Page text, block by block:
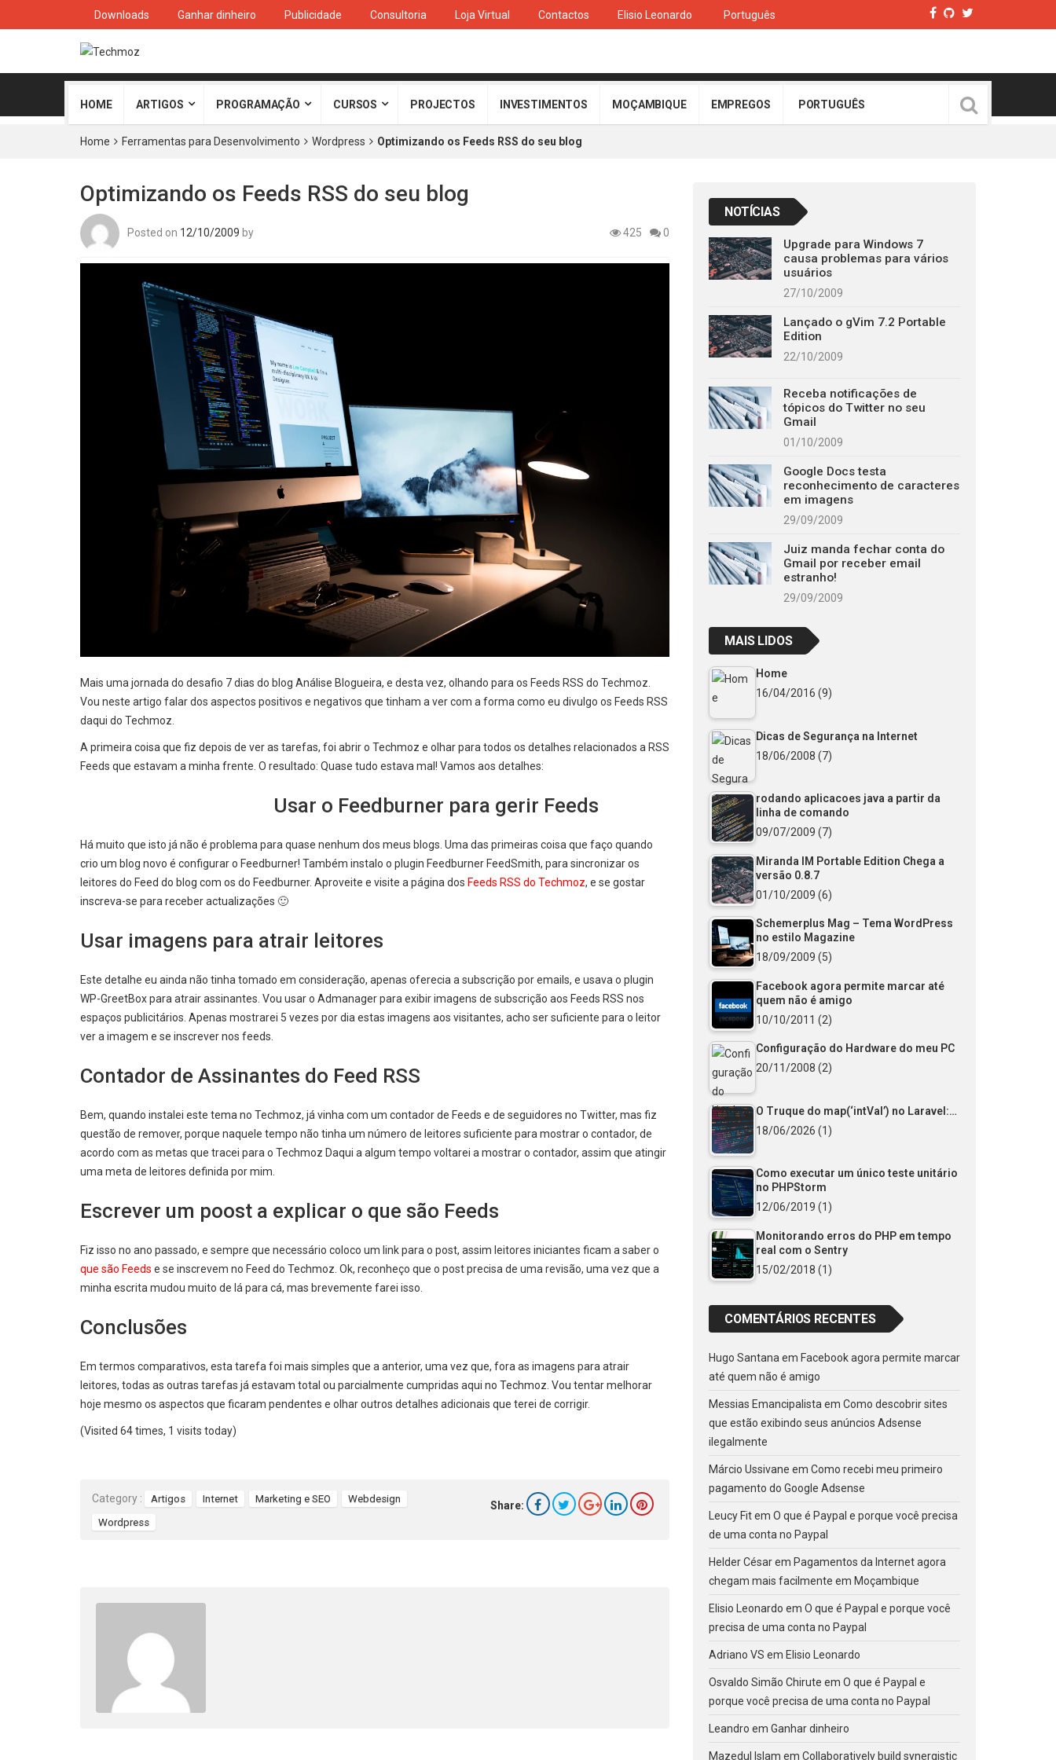
Downloads Ganhar dinheiro Publicidade Consultoria Loja Virtual Contactos Elisio Leonardo Português
HOME ARTIGOS PROGRAMAÇÃO CURSOS PROJECTOS INVESTIMENTOS MOÇAMBIQUE EMPREGOS PORTUGUÊS
Home Ferramentas para Desenvolvimento Wordpress Optimizando os Feeds RSS do seu blog
Optimizando os Feeds RSS do seu blog
Posted on 12/10/2009 by 425 0
Mais uma jornada do desafio 7 dias do blog Análise Blogueira, e desta vez, olhando para os Feeds RSS do Techmoz.
Vou neste artigo falar dos aspectos positivos e negativos que tinham a ver com a forma como eu divulgo os Feeds RSS
daqui do Techmoz.
A primeira coisa que fiz depois de ver as tarefas, foi abrir o Techmoz e olhar para todos os detalhes relacionados a RSS
Feeds que estavam a minha frente. O resultado: Quase tudo estava mal! Vamos aos detalhes:
Usar o Feedburner para gerir Feeds
Há muito que isto já não é problema para quase nenhum dos meus blogs. Uma das primeiras coisa que faço quando
crio um blog novo é configurar o Feedburner! Também instalo o plugin Feedburner FeedSmith, para sincronizar os
leitores do Feed do blog com os do Feedburner. Aproveite e visite a página dos Feeds RSS do Techmoz, e se gostar
inscreva-se para receber actualizações 🙂
Usar imagens para atrair leitores
Este detalhe eu ainda não tinha tomado em consideração, apenas oferecia a subscrição por emails, e usava o plugin
WP-GreetBox para atrair assinantes. Vou usar o Admanager para exibir imagens de subscrição aos Feeds RSS nos
espaços publicitários. Apenas mostrarei 5 vezes por dia estas imagens aos visitantes, acho ser suficiente para o leitor
ver a imagem e se inscrever nos feeds.
Contador de Assinantes do Feed RSS
Bem, quando instalei este tema no Techmoz, já vinha com um contador de Feeds e de seguidores no Twitter, mas fiz
questão de remover, porque naquele tempo não tinha um número de leitores suficiente para mostrar o contador, de
acordo com as metas que tracei para o Techmoz Daqui a algum tempo voltarei a mostrar o contador, assim que atingir
uma meta de leitores definida por mim.
Escrever um poost a explicar o que são Feeds
Fiz isso no ano passado, e sempre que necessário coloco um link para o post, assim leitores iniciantes ficam a saber o
que são Feeds e se inscrevem no Feed do Techmoz. Ok, reconheço que o post precisa de uma revisão, uma vez que a
minha escrita mudou muito de lá para cá, mas brevemente farei isso.
Conclusões
Em termos comparativos, esta tarefa foi mais simples que a anterior, uma vez que, fora as imagens para atrair
leitores, todas as outras tarefas já estavam total ou parcialmente cumpridas aqui no Techmoz. Vou tentar melhorar
hoje mesmo os aspectos que ficaram pendentes e olhar outros detalhes adicionais que terei de corrigir.
(Visited 64 times, 1 visits today)
Category : Artigos Internet Marketing e SEO
Webdesign
Wordpress
Share:
NOTÍCIAS
Upgrade para Windows 7
causa problemas para vários
usuários
27/10/2009
Lançado o gVim 7.2 Portable
Edition
22/10/2009
Receba notificações de
tópicos do Twitter no seu
Gmail
01/10/2009
Google Docs testa
reconhecimento de caracteres
em imagens
29/09/2009
Juiz manda fechar conta do
Gmail por receber email
estranho!
29/09/2009
MAIS LIDOS
Home
16/04/2016 (9)
Dicas de Segurança na Internet
18/06/2008 (7)
rodando aplicacoes java a partir da
linha de comando
09/07/2009 (7)
Miranda IM Portable Edition Chega a
versão 0.8.7
01/10/2009 (6)
Schemerplus Mag – Tema WordPress
no estilo Magazine
18/09/2009 (5)
Facebook agora permite marcar até
quem não é amigo
10/10/2011 (2)
Configuração do Hardware do meu PC
20/11/2008 (2)
O Truque do map(‘intVal’) no Laravel:…
18/06/2026 (1)
Como executar um único teste unitário
no PHPStorm
12/06/2019 (1)
Monitorando erros do PHP em tempo
real com o Sentry
15/02/2018 (1)
COMENTÁRIOS RECENTES
Hugo Santana em Facebook agora permite marcar
até quem não é amigo
Messias Emancipalista em Como descobrir sites
que estão exibindo seus anúncios Adsense
ilegalmente
Márcio Ussivane em Como recebi meu primeiro
pagamento do Google Adsense
Leucy Fitem O que é Paypal e porque você precisa
de uma conta no Paypal
Helder Césarem Pagamentos da Internet agora
chegam mais facilmente em Moçambique
Elisio Leonardo em O que é Paypal e porque você
precisa de uma conta no Paypal
Adriano VS em Elisio Leonardo
Osvaldo Simão Chirute em O que é Paypal e
porque você precisa de uma conta no Paypal
Leandro em Ganhar dinheiro
Mazedul Islam em Collaboratively build synergistic